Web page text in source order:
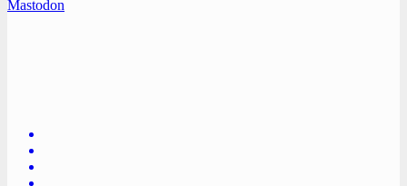
Mastodon